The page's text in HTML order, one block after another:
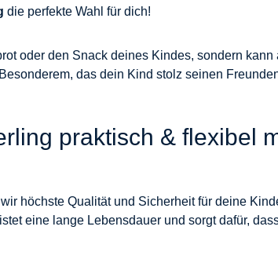
die perfekte Wahl für dich!
oder den Snack deines Kindes, sondern kann
das dein Kind stolz seinen
praktisch & flexibel
höchste Qualität und Sicherheit für deine
eine lange Lebensdauer und sorgt dafür,